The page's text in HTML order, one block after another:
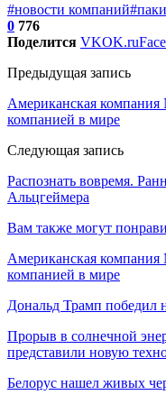
#новости компаний
0 776
Поделится VKOK.ru
Предыдущая запись
Американская компания
компанией в мире
Следующая запись
Распознать вовремя.
Альцгеймера
Вам также могут
Американская компания
компанией в мире
Дональд Трамп победил
Прорыв в солнечной
представили новую
Белорус нашел живых